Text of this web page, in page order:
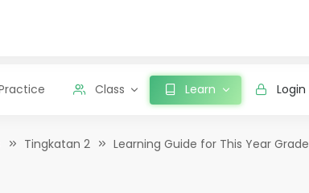
Class Learn Login
Tingkatan 2 Learning Guide for This Year Grade